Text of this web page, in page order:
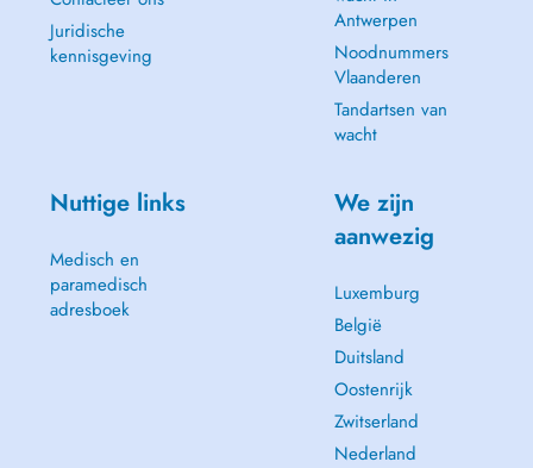
Juridische
kennisgeving
Antwerpen
Noodnummers
Vlaanderen
Tandartsen van
wacht
Nuttige links
Medisch en
paramedisch
adresboek
We zijn
aanwezig
Luxemburg
België
Duitsland
Oostenrijk
Zwitserland
Nederland